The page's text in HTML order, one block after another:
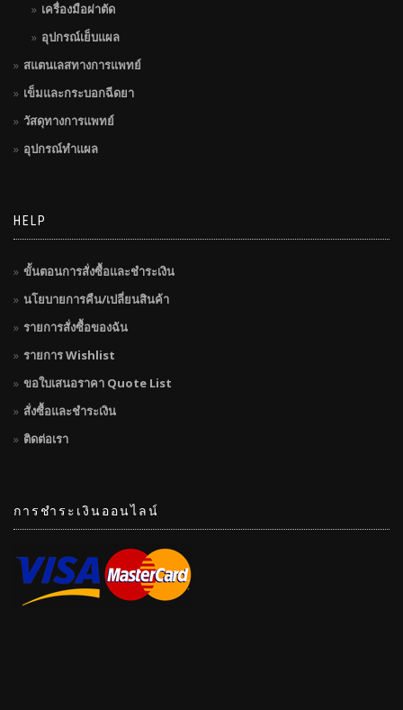
เครื่องมือผ่าตัด
อุปกรณ์เย็บแผล
สแตนเลสทางการแพทย์
เข็มและกระบอกฉีดยา
วัสดุทางการแพทย์
อุปกรณ์ทำแผล
HELP
ขั้นตอนการสั่งซื้อและชำระเงิน
นโยบายการคืน/เปลี่ยนสินค้า
รายการสั่งซื้อของฉัน
รายการ Wishlist
ขอใบเสนอราคา Quote List
สั่งซื้อและชำระเงิน
ติดต่อเรา
การชำระเงินออนไลน์